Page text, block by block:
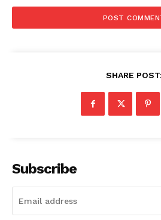
SHARE POST:
Subscribe